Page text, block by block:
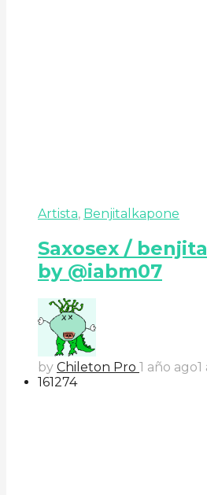
Artista, Benjitalkapone
Saxosex /
by @iabm07
by Chileton Pro 1 año ago
161274